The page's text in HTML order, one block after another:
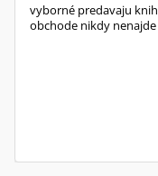
vyborné predavaju
obchode nikdy nenajde